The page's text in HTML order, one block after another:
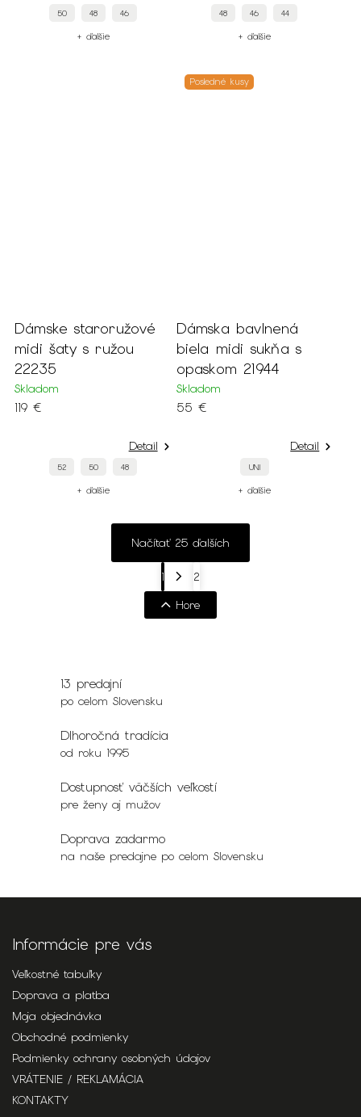
50 48 46
+ ďalšie
48 46 44
+ ďalšie
Dámske staroružové
midi šaty s ružou
22235
Skladom
119 €
Detail
52 50 48
+ ďalšie
Posledné kusy
Dámska bavlnená
biela midi sukňa s
opaskom 21944
Skladom
55 €
Detail
UNI
+ ďalšie
Načítať 25 ďalších
1
2
Hore
13 predajní
po celom Slovensku
Dlhoročná tradícia
od roku 1995
Dostupnosť väčších veľkostí
pre ženy aj mužov
Doprava zadarmo
na naše predajne po celom Slovensku
Informácie pre vás
Veľkostné tabuľky
Doprava a platba
Moja objednávka
Obchodné podmienky
Podmienky ochrany osobných údajov
VRÁTENIE / REKLAMÁCIA
KONTAKTY